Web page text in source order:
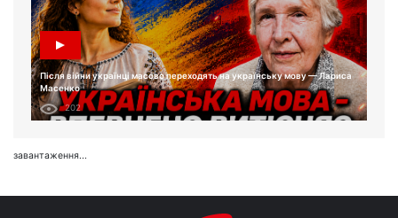
Після війни українці масово переходять на українську мову — Лариса
Масенко
202
завантаження...